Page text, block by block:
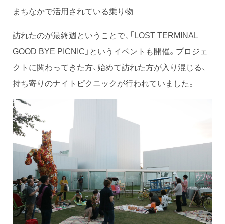
まちなかで活用されている乗り物
訪れたのが最終週ということで、「LOST TERMINAL
GOOD BYE PICNIC」というイベントも開催。プロジェ
クトに関わってきた方、始めて訪れた方が入り混じる、
持ち寄りのナイトピクニックが行われていました。